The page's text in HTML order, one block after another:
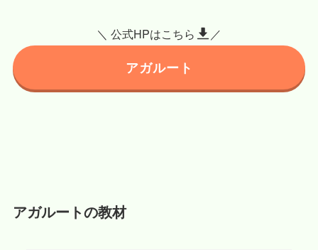
＼ 公式HPはこちら ／
アガルート
アガルートの教材